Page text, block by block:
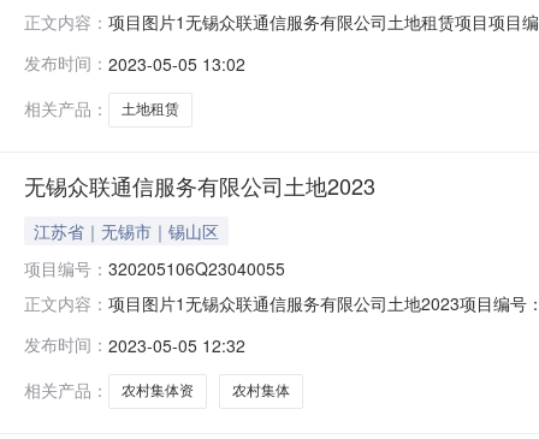
正文内容： 项目图片1无锡众联通信服务有限公司土地租赁项目项目
交易面积：13.84平方米项目四至：东至：南至：西至：
代表
发布时间： 2023-05-05 13:02
相关产品：
土地租赁
无锡众联通信服务有限公司土地2023
江苏省｜无锡市｜锡山区
项目编号： 320205106Q23040055
正文内容： 项目图片1无锡众联通信服务有限公司土地2023项目编
至：南至：西至：北至：使用权人：无锡众联通信服务
村民
发布时间： 2023-05-05 12:32
相关产品：
农村集体资 农村集体